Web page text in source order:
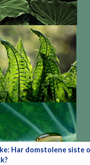
Har domstolene siste